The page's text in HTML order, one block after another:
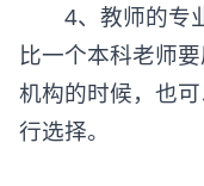
4、教师的专业
比一个本科老师
机构的时候，也
行选择。